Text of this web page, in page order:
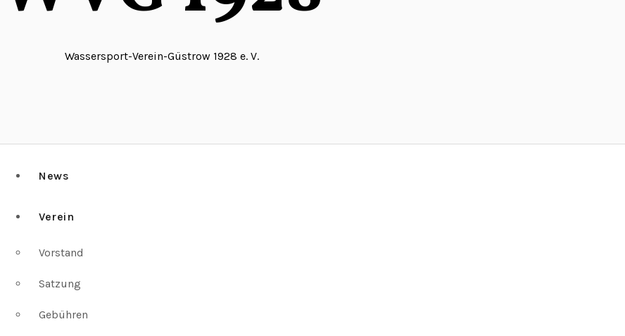
Wassersport-Verein-Güstrow 1928 e. V.
News
Verein
Vorstand
Satzung
Gebühren